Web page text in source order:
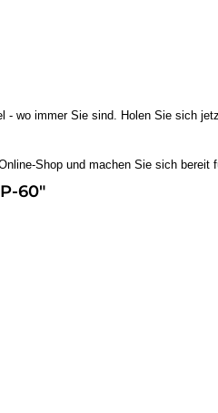
wo immer Sie sind. Holen Sie sich
Shop und machen Sie sich bereit
60"